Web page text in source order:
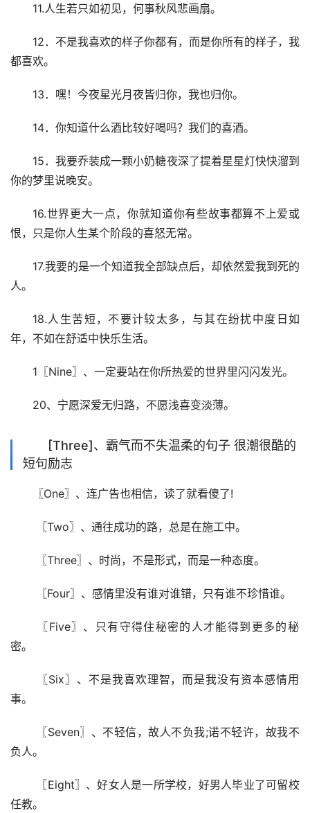
11.人生若只如初见，何事秋风悲画扇。
12．不是我喜欢的样子你都有，而是你所有的样子，我
都喜欢。
13．嘿！今夜星光月夜皆归你，我也归你。
14．你知道什么酒比较好喝吗？我们的喜酒。
15．我要乔装成一颗小奶糖夜深了提着星星灯快快溜到
你的梦里说晚安。
16.世界更大一点，你就知道你有些故事都算不上爱或
恨，只是你人生某个阶段的喜怒无常。
17.我要的是一个知道我全部缺点后，却依然爱我到死的
人。
18.人生苦短，不要计较太多，与其在纷扰中度日如
年，不如在舒适中快乐生活。
1〖Nine〗、一定要站在你所热爱的世界里闪闪发光。
20、宁愿深爱无归路，不愿浅喜变淡薄。
[Three]、霸气而不失温柔的句子 很潮很酷的
短句励志
〖One〗、连广告也相信，读了就看傻了!
〖Two〗、通往成功的路，总是在施工中。
〖Three〗、时尚，不是形式，而是一种态度。
〖Four〗、感情里没有谁对谁错，只有谁不珍惜谁。
密。
事。
负人。
任教。